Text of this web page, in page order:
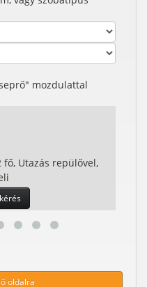
mozdulattal
fő, Utazás repülővel,
oldalra